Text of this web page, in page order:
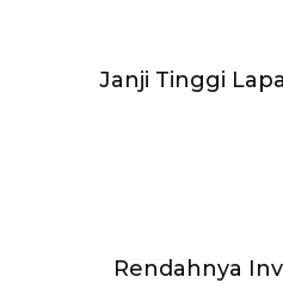
Janji Tinggi
Rendahnya